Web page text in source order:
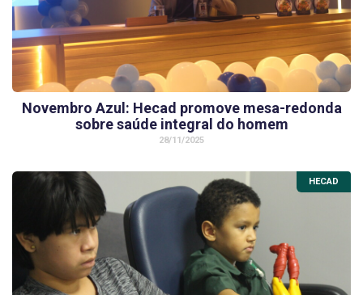
Novembro Azul: Hecad promove mesa-redonda
sobre saúde integral do homem
28/11/2025
HECAD